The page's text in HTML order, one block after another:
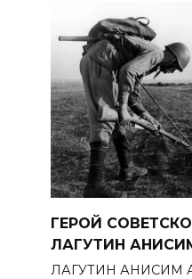
ГЕРОЙ
ЛАГУТИН
ЛАГУТИН АНИСИМ